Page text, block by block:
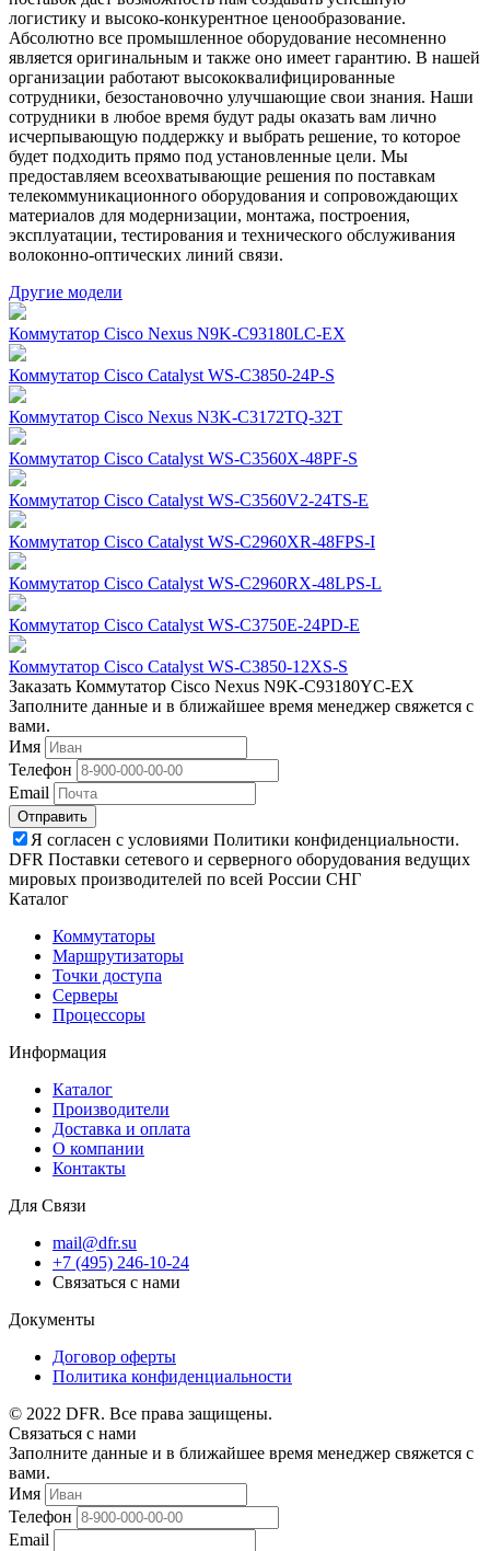
логистику и высоко-конкурентное ценообразование.
Абсолютно все промышленное оборудование несомненно
является оригинальным и также оно имеет гарантию. В нашей
организации работают высококвалифицированные
сотрудники, безостановочно улучшающие свои знания. Наши
сотрудники в любое время будут рады оказать вам лично
исчерпывающую поддержку и выбрать решение, то которое
будет подходить прямо под установленные цели. Мы
предоставляем всеохватывающие решения по поставкам
телекоммуникационного оборудования и сопровождающих
материалов для модернизации, монтажа, построения,
эксплуатации, тестирования и технического обслуживания
волоконно-оптических линий связи.
Другие модели
Коммутатор Cisco Nexus N9K-C93180LC-EX
Коммутатор Cisco Catalyst WS-C3850-24P-S
Коммутатор Cisco Nexus N3K-C3172TQ-32T
Коммутатор Cisco Catalyst WS-C3560X-48PF-S
Коммутатор Cisco Catalyst WS-C3560V2-24TS-E
Коммутатор Cisco Catalyst WS-C2960XR-48FPS-I
Коммутатор Cisco Catalyst WS-C2960RX-48LPS-L
Коммутатор Cisco Catalyst WS-C3750E-24PD-E
Коммутатор Cisco Catalyst WS-C3850-12XS-S
Заказать Коммутатор Cisco Nexus N9K-C93180YC-EX
Заполните данные и в ближайшее время менеджер свяжется с
вами.
Имя
Телефон
Email
Отправить
Я согласен с условиями Политики конфиденциальности.
DFR Поставки сетевого и серверного оборудования ведущих
мировых производителей по всей России СНГ
Каталог
Коммутаторы
Маршрутизаторы
Точки доступа
Серверы
Процессоры
Информация
Каталог
Производители
Доставка и оплата
О компании
Контакты
Для Связи
mail@dfr.su
+7 (495) 246-10-24
Связаться с нами
Документы
Договор оферты
Политика конфиденциальности
© 2022 DFR. Все права защищены.
Связаться с нами
Заполните данные и в ближайшее время менеджер свяжется с
вами.
Имя
Телефон
Email